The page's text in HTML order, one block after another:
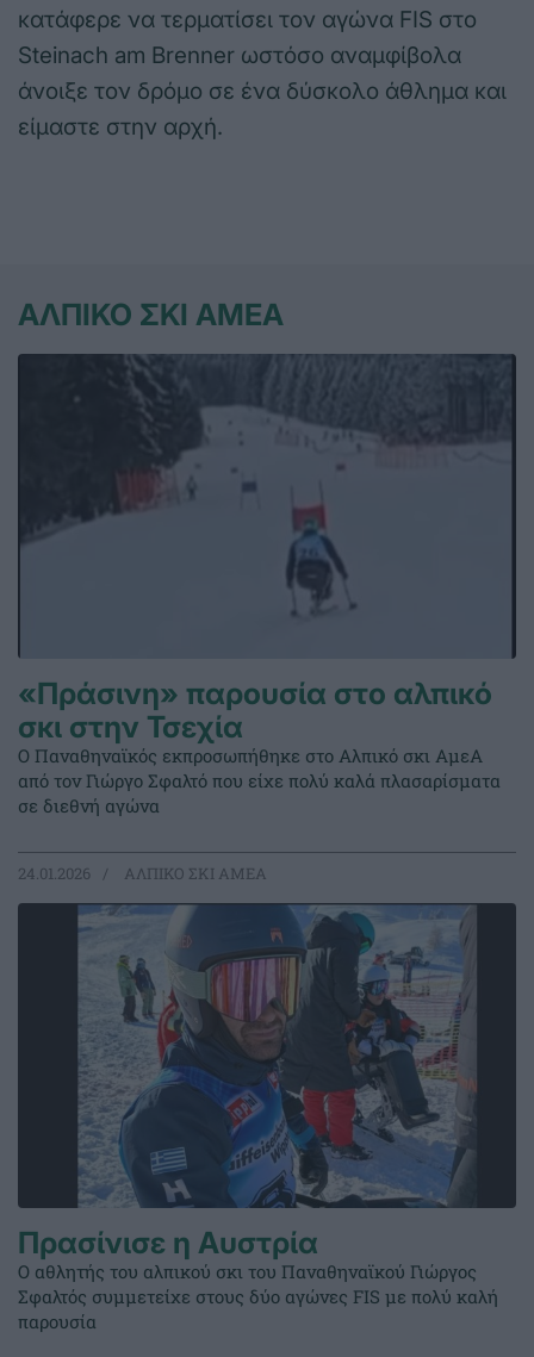
κατάφερε να τερματίσει τον αγώνα FIS στο
Steinach am Brenner ωστόσο αναμφίβολα
άνοιξε τον δρόμο σε ένα δύσκολο άθλημα και
είμαστε στην αρχή.
ΑΛΠΙΚΟ ΣΚΙ ΑΜΕΑ
«Πράσινη» παρουσία στο αλπικό
σκι στην Τσεχία
Ο Παναθηναϊκός εκπροσωπήθηκε στο Αλπικό σκι ΑμεΑ
από τον Γιώργο Σφαλτό που είχε πολύ καλά πλασαρίσματα
σε διεθνή αγώνα
24.01.2026 ΑΛΠΙΚΟ ΣΚΙ ΑΜΕΑ
Πρασίνισε η Αυστρία
Ο αθλητής του αλπικού σκι του Παναθηναϊκού Γιώργος
Σφαλτός συμμετείχε στους δύο αγώνες FIS με πολύ καλή
παρουσία